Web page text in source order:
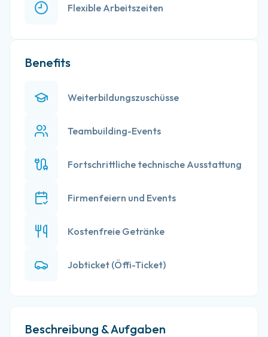
Beschreibung & Aufgaben
Flexible Arbeitszeiten
Benefits
Weiterbildungszuschüsse
Teambuilding-Events
Fortschrittliche technische Ausstattung
Firmenfeiern und Events
Kostenfreie Getränke
Jobticket (Öffi-Ticket)